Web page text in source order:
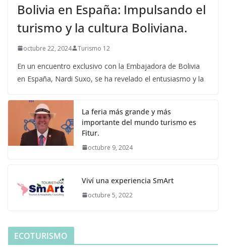
Bolivia en España: Impulsando el
turismo y la cultura Boliviana.
octubre 22, 2024 Turismo 12
En un encuentro exclusivo con la Embajadora de Bolivia
en España, Nardi Suxo, se ha revelado el entusiasmo y la
La feria más grande y más
importante del mundo turismo es
Fitur.
octubre 9, 2024
Viví una experiencia SmArt
octubre 5, 2022
ECOTURISMO